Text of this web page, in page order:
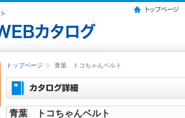
トップページ 青葉 トコちゃんベルト
青葉 トコちゃんベルト